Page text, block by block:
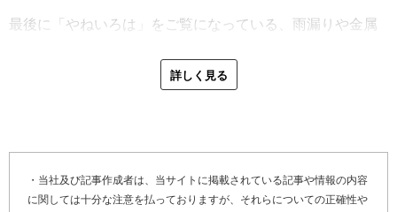
「住宅リフォーム工事では産業廃棄物の処理にどうしても
から私が金属屋根を張っていきます。デザインにこだわり
最後に「やねいろは」をご覧になっている、雨漏りや金属
屋根修理を検討しているお客さまへメッセージです。
ますので、安心して施工を受けてくださればと思います。
飛び込みの業者さんから『屋根のあそこ、壊れてますよ』
と言われる機会があるかもしれません。でも中には心無い
詳しく見る
・当社及び記事作成者は、当サイトに掲載されている記事や情報の内容
に関しては十分な注意を払っておりますが、それらについての正確性や